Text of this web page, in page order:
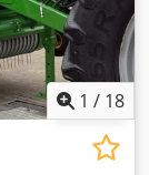
1 / 18